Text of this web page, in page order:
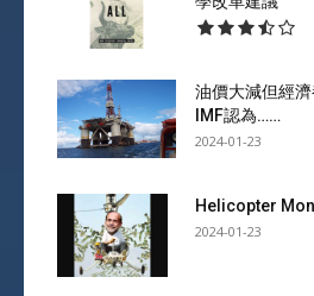
油價大減但經
IMF認為……
2024-01-23
Helicopter
2024-01-23